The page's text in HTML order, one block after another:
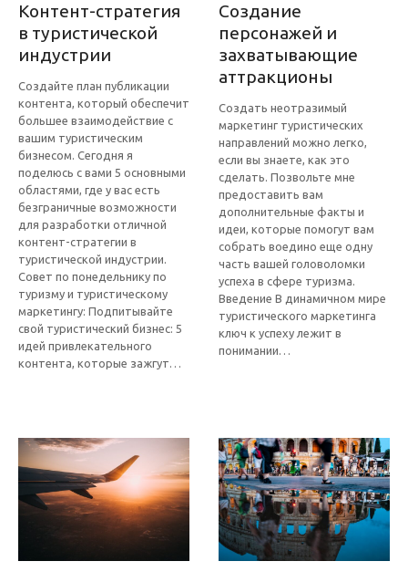
Контент-стратегия
в туристической
индустрии
Создайте план публикации
контента, который обеспечит
большее взаимодействие с
вашим туристическим
бизнесом. Сегодня я
поделюсь с вами 5 основными
областями, где у вас есть
безграничные возможности
для разработки отличной
контент-стратегии в
туристической индустрии.
Совет по понедельнику по
туризму и туристическому
маркетингу: Подпитывайте
свой туристический бизнес: 5
идей привлекательного
контента, которые зажгут…
Создание
персонажей и
захватывающие
аттракционы
Создать неотразимый
маркетинг туристических
направлений можно легко,
если вы знаете, как это
сделать. Позвольте мне
предоставить вам
дополнительные факты и
идеи, которые помогут вам
собрать воедино еще одну
часть вашей головоломки
успеха в сфере туризма.
Введение В динамичном мире
туристического маркетинга
ключ к успеху лежит в
понимании…